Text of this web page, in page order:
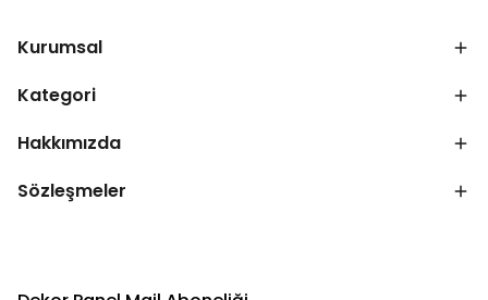
Kurumsal
Kategori
Hakkımızda
Sözleşmeler